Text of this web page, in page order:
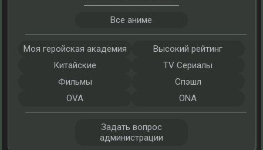
Все аниме
Моя геройская академия
Высокий рейтинг
Китайские
TV Сериалы
Фильмы
Спэшл
OVA
ONA
Задать вопрос
администрации